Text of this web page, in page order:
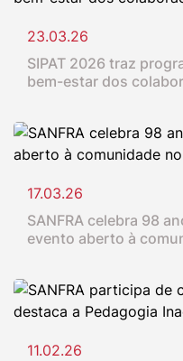
23.03.26
SIPAT 2026 traz
bem-estar dos
17.03.26
SANFRA celebra 98
evento aberto à
11.02.26